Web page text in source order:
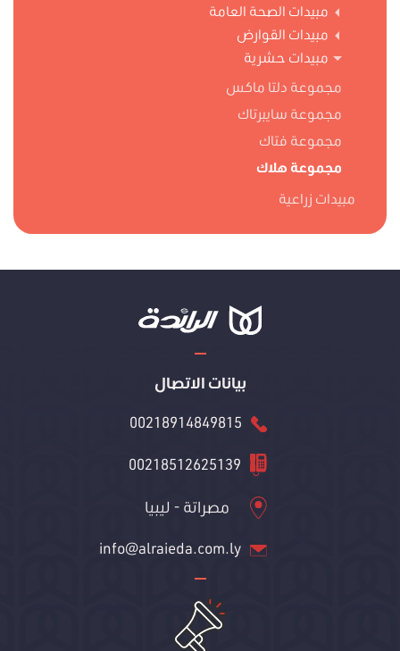
مبيدات الصحة العامة
مبيدات القوارض
مبيدات حشرية
مجموعة دلتا ماكس
مجموعة سايبرتاك
مجموعة فتاك
مجموعة هلاك
مبيدات زراعية
بيانات الاتصال
00218914849815
00218512625139
مصراتة - ليبيا
info@alraieda.com.ly